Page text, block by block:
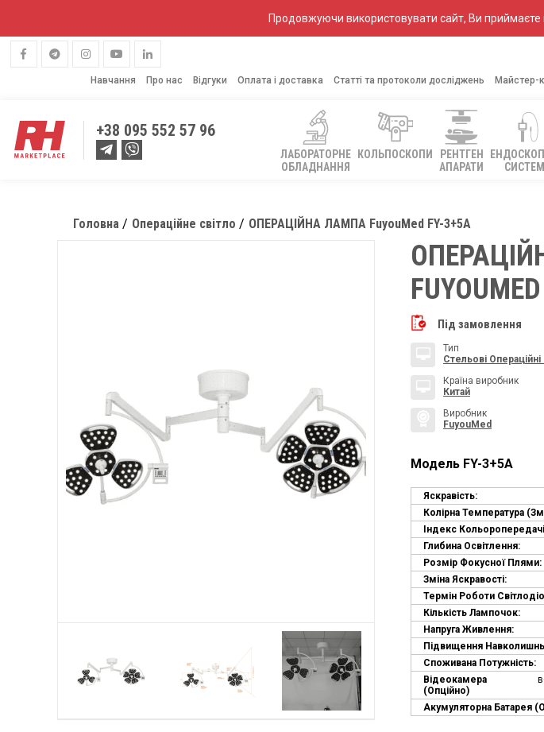
Продовжуючи використовувати сайт, Ви
Навчання Про нас Відгуки Оплата і доставка Статті та протоколи досліджень Майстер-
+38 095 552 57 96
ЛАБОРАТОРНЕ
ОБЛАДНАННЯ
КОЛЬПОСКОПИ
РЕНТГЕН
АПАРАТИ
Головна Операційне світло ОПЕРАЦІЙНА ЛАМПА FuyouMed FY-3+5А
Під замовлення
Тип
Стельові
Країна виробник
Китай
Виробник
FuyouMed
Модель FY-3+5А
Яскравість:
Колірна Температура
Індекс
Глибина Освітлення:
Розмір Фокусної Плями:
Зміна Яскравості:
Термін Роботи
Кількість Лампочок:
Напруга Живлення:
Підвищення
Споживана Потужність:
Відеокамера
(опційно)
Акумуляторна Батарея